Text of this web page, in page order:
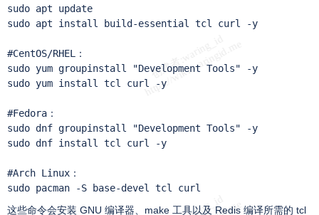
sudo apt update
sudo apt install build-essential tcl curl -y
#CentOS/RHEL：
sudo yum groupinstall "Development Tools" -y
sudo yum install tcl curl -y
#Fedora：
sudo dnf groupinstall "Development Tools" -y
sudo dnf install tcl curl -y
#Arch Linux：
sudo pacman -S base-devel tcl curl
这些命令会安装 GNU 编译器、make 工具以及 Redis 编译所需的 tcl